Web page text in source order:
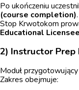
Po ukończeniu
(course completion).
Stop Krwotokom
Educational Licensee
2) Instructor
Moduł
Zakres obejmuje: